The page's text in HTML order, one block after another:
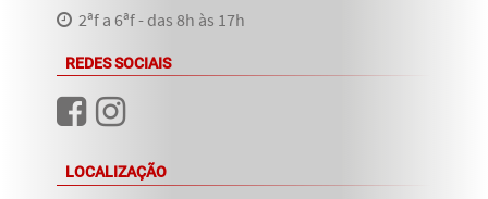
2ªf a 6ªf - das 8h às 17h
REDES SOCIAIS
LOCALIZAÇÃO